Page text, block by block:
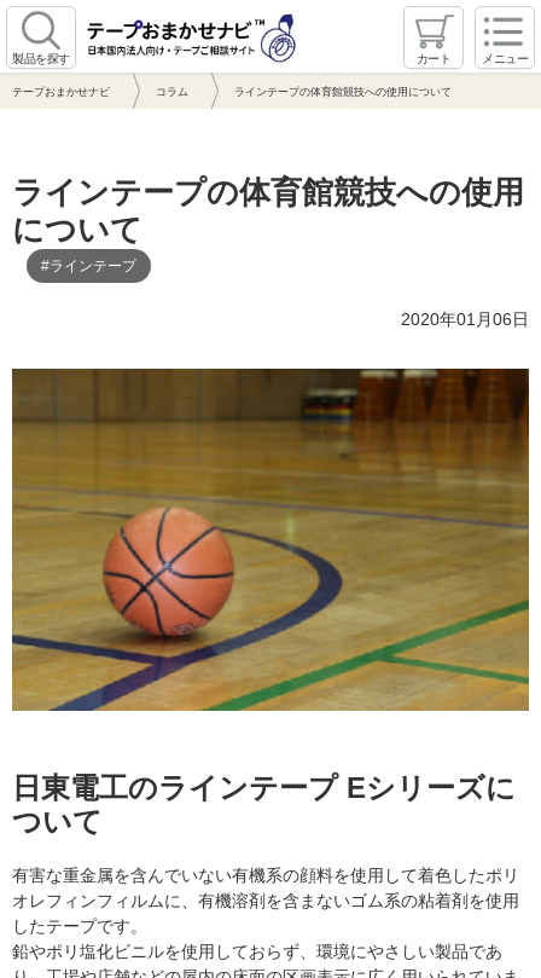
製品を探す カート メニュー
テープおまかせナビ コラム ラインテープの体育館競技への使用について
ラインテープの体育館競技への使用
について
#ラインテープ
2020年01月06日
日東電工のラインテープ Eシリーズに
ついて
有害な重金属を含んでいない有機系の顔料を使用して着色したポリ
オレフィンフィルムに、有機溶剤を含まないゴム系の粘着剤を使用
したテープです。
鉛やポリ塩化ビニルを使用しておらず、環境にやさしい製品であ